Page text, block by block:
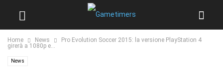
Home News
Pro Evolution Soccer 2015: la versione PlayStation 4
girerà a 1080p e...
News